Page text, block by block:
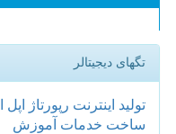
تگهای دیجیتالر
تولید اینترنت رپورتاژ اپل
ساخت خدمات آموزش